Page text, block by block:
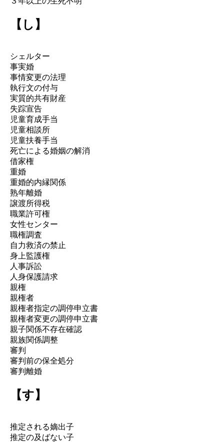
【し】
シェルター
事実婚
事情変更の法理
執行文の付与
実質的共有財産
失踪宣告
児童育成手当
児童相談所
児童扶養手当
死亡による婚姻の解消
借家権
重婚
重婚的内縁関係
熟年離婚
譲渡所得税
職業許可権
女性センター
職権調査
自力救済の禁止
身上監護権
人事訴訟
人身保護請求
親権
親権者
親権者指定の調停申立書
親権者変更の調停申立書
親子関係不存在確認
親族関係調整
審判
審判前の保全処分
審判離婚
【す】
推定される嫡出子
推定の及ばない子